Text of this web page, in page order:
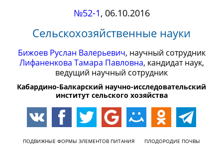
№52-1, 06.10.2016
Сельскохозяйственные науки
Бижоев Руслан Валерьевич, научный сотрудник
Лифаненкова Тамара Павловна, кандидат наук,
ведущий научный сотрудник
Кабардино-Балкарский научно-исследовательский
институт сельского хозяйства
ПОДВИЖНЫЕ ФОРМЫ ЭЛЕМЕНТОВ ПИТАНИЯ
ПЛОДОРОДИЕ ПОЧВЫ